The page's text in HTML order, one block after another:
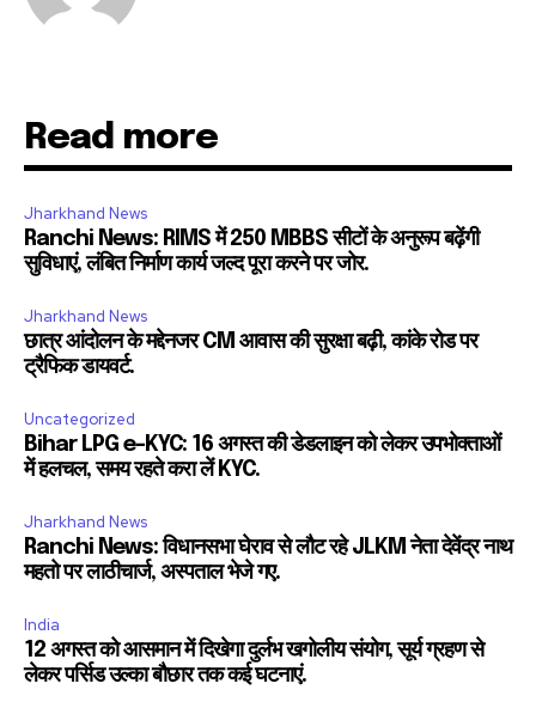
Read more
Jharkhand News
Ranchi News: RIMS में 250 MBBS सीटों के अनुरूप बढ़ेंगी
सुविधाएं, लंबित निर्माण कार्य जल्द पूरा करने पर जोर.
Jharkhand News
छात्र आंदोलन के मद्देनजर CM आवास की सुरक्षा बढ़ी, कांके रोड पर
ट्रैफिक डायवर्ट.
Uncategorized
Bihar LPG e-KYC: 16 अगस्त की डेडलाइन को लेकर उपभोक्ताओं
में हलचल, समय रहते करा लें KYC.
Jharkhand News
Ranchi News: विधानसभा घेराव से लौट रहे JLKM नेता देवेंद्र नाथ
महतो पर लाठीचार्ज, अस्पताल भेजे गए.
India
12 अगस्त को आसमान में दिखेगा दुर्लभ खगोलीय संयोग, सूर्य ग्रहण से
लेकर पर्सिड उल्का बौछार तक कई घटनाएं.